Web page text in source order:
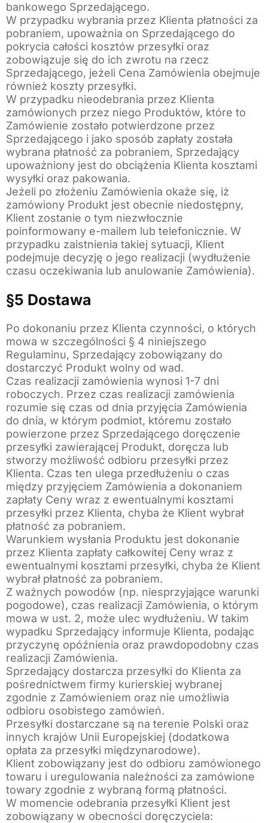
bankowego Sprzedającego.
W przypadku wybrania przez Klienta płatności za
pobraniem, upoważnia on Sprzedającego do
pokrycia całości kosztów przesyłki oraz
zobowiązuje się do ich zwrotu na rzecz
Sprzedającego, jeżeli Cena Zamówienia obejmuje
również koszty przesyłki.
W przypadku nieodebrania przez Klienta
zamówionych przez niego Produktów, które to
Zamówienie zostało potwierdzone przez
Sprzedającego i jako sposób zapłaty została
wybrana płatność za pobraniem, Sprzedający
upoważniony jest do obciążenia Klienta kosztami
wysyłki oraz pakowania.
Jeżeli po złożeniu Zamówienia okaże się, iż
zamówiony Produkt jest obecnie niedostępny,
Klient zostanie o tym niezwłocznie
poinformowany e-mailem lub telefonicznie. W
przypadku zaistnienia takiej sytuacji, Klient
podejmuje decyzję o jego realizacji (wydłużenie
czasu oczekiwania lub anulowanie Zamówienia).
§5 Dostawa
Po dokonaniu przez Klienta czynności, o których
mowa w szczególności § 4 niniejszego
Regulaminu, Sprzedający zobowiązany do
dostarczyć Produkt wolny od wad.
Czas realizacji zamówienia wynosi 1-7 dni
roboczych. Przez czas realizacji zamówienia
rozumie się czas od dnia przyjęcia Zamówienia
do dnia, w którym podmiot, któremu zostało
powierzone przez Sprzedającego doręczenie
przesyłki zawierającej Produkt, doręcza lub
stworzy możliwość odbioru przesyłki przez
Klienta. Czas ten ulega przedłużeniu o czas
między przyjęciem Zamówienia a dokonaniem
zapłaty Ceny wraz z ewentualnymi kosztami
przesyłki przez Klienta, chyba że Klient wybrał
płatność za pobraniem.
Warunkiem wysłania Produktu jest dokonanie
przez Klienta zapłaty całkowitej Ceny wraz z
ewentualnymi kosztami przesyłki, chyba że Klient
wybrał płatność za pobraniem.
Z ważnych powodów (np. niesprzyjające warunki
pogodowe), czas realizacji Zamówienia, o którym
mowa w ust. 2, może ulec wydłużeniu. W takim
wypadku Sprzedający informuje Klienta, podając
przyczynę opóźnienia oraz prawdopodobny czas
realizacji Zamówienia.
Sprzedający dostarcza przesyłki do Klienta za
pośrednictwem firmy kurierskiej wybranej
zgodnie z Zamówieniem oraz nie umożliwia
odbioru osobistego zamówień.
Przesyłki dostarczane są na terenie Polski oraz
innych krajów Unii Europejskiej (dodatkowa
opłata za przesyłki międzynarodowe).
Klient zobowiązany jest do odbioru zamówionego
towaru i uregulowania należności za zamówione
towary zgodnie z wybraną formą płatności.
W momencie odebrania przesyłki Klient jest
zobowiązany w obecności doręczyciela: